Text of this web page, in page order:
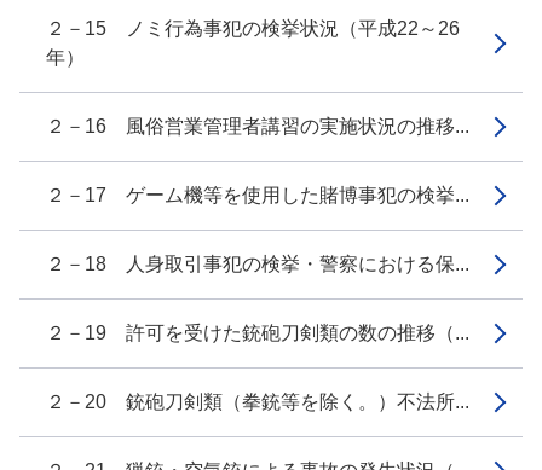
２－15 ノミ行為事犯の検挙状況（平成22～26
年）
２－16 風俗営業管理者講習の実施状況の推移...
２－17 ゲーム機等を使用した賭博事犯の検挙...
２－18 人身取引事犯の検挙・警察における保...
２－19 許可を受けた銃砲刀剣類の数の推移（...
２－20 銃砲刀剣類（拳銃等を除く。）不法所...